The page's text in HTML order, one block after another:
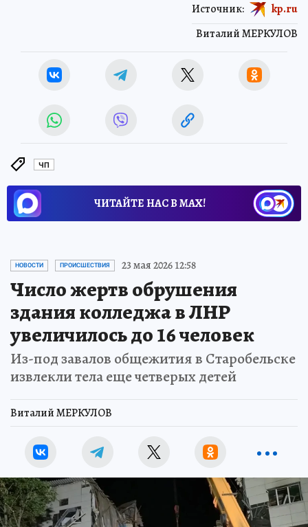
Виталий МЕРКУЛОВ
Источник: kp.ru
ЧП
ЧИТАЙТЕ НАС В МАХ!
НОВОСТИ ПРОИСШЕСТВИЯ 23 мая 2026 12:58
Число жертв обрушения
здания колледжа в ЛНР
увеличилось до 16 человек
Из-под завалов общежития в Старобельске
извлекли тела еще четверых детей
Виталий МЕРКУЛОВ